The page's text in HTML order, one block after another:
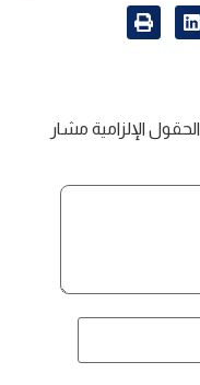
الحقول الإلزامية مشار